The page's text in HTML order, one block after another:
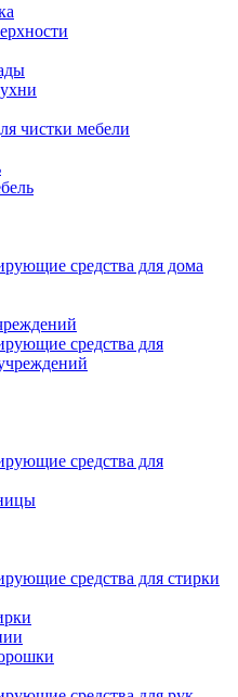
чистки мебели
средства для дома
средства для
средства для
средства для стирки